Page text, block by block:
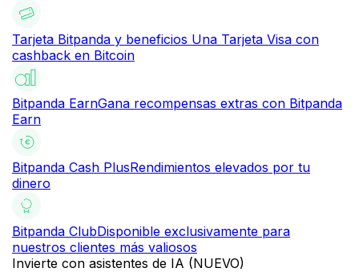
Tarjeta Bitpanda y beneficios Una Tarjeta Visa con
cashback en Bitcoin
Bitpanda EarnGana recompensas extras con Bitpanda
Earn
Bitpanda Cash PlusRendimientos elevados por tu
dinero
Bitpanda ClubDisponible exclusivamente para
nuestros clientes más valiosos
Invierte con asistentes de IA (NUEVO)